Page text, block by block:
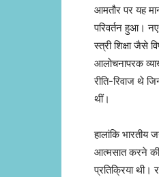
आमतौर पर यह
परिवर्तन हुआ।
स्त्री शिक्षा जैसे
आलोचनापरक
रीति-रिवाज थे
थीं।
हालांकि भारतीय
आत्मसात करने की
प्रतिक्रिया